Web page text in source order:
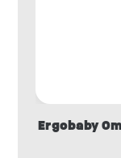
Ergobaby